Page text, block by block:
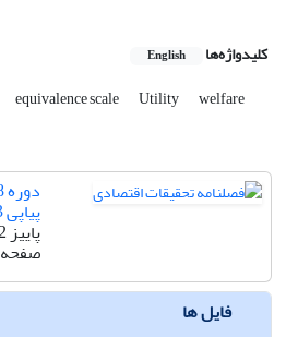
کلیدواژه‌ها English
equivalence scale Utility welfare
پیاپی 3
پاییز 1392
صفحه
فایل ها